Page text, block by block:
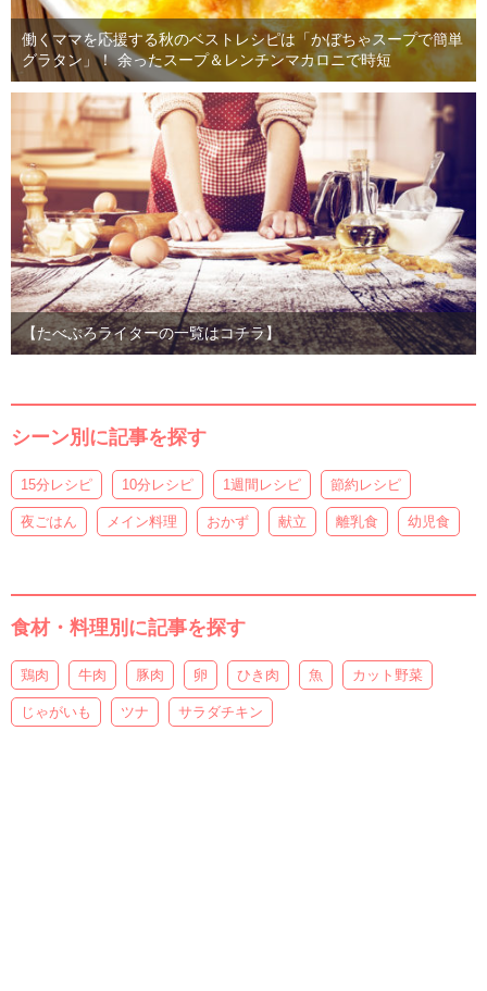
働くママを応援する秋のベストレシピは「かぼちゃスープで簡単
グラタン」！ 余ったスープ＆レンチンマカロニで時短
【たべぷろライターの一覧はコチラ】
シーン別に記事を探す
15分レシピ 10分レシピ 1週間レシピ 節約レシピ
夜ごはん メイン料理 おかず 献立 離乳食 幼児食
食材・料理別に記事を探す
鶏肉 牛肉 豚肉 卵 ひき肉 魚 カット野菜
じゃがいも ツナ サラダチキン